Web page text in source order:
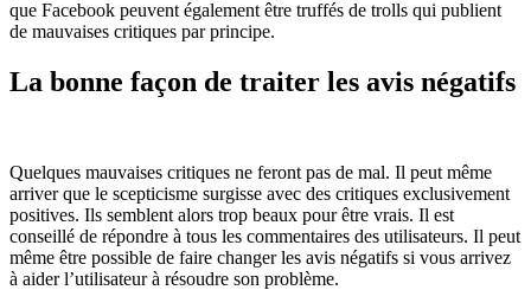
que Facebook peuvent également être truffés de trolls qui publient
de mauvaises critiques par principe.
La bonne façon de traiter les avis négatifs
Quelques mauvaises critiques ne feront pas de mal. Il peut même
arriver que le scepticisme surgisse avec des critiques exclusivement
positives. Ils semblent alors trop beaux pour être vrais. Il est
conseillé de répondre à tous les commentaires des utilisateurs. Il peut
même être possible de faire changer les avis négatifs si vous arrivez
à aider l’utilisateur à résoudre son problème.